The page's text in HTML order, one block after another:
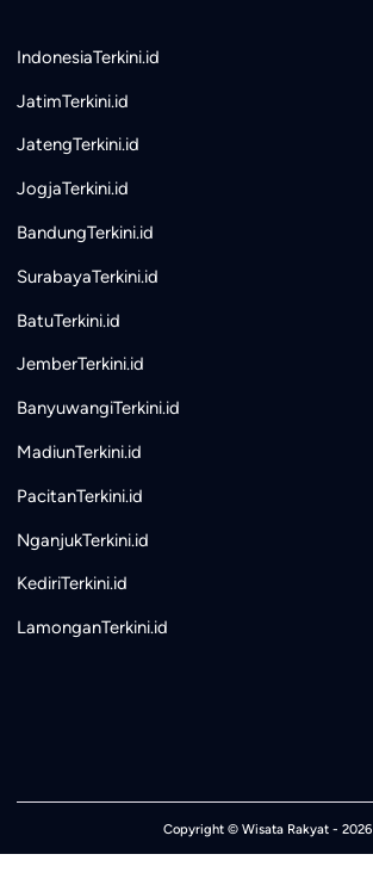
IndonesiaTerkini.id
JatimTerkini.id
JatengTerkini.id
JogjaTerkini.id
BandungTerkini.id
SurabayaTerkini.id
BatuTerkini.id
JemberTerkini.id
BanyuwangiTerkini.id
MadiunTerkini.id
PacitanTerkini.id
NganjukTerkini.id
KediriTerkini.id
LamonganTerkini.id
Copyright © Wisata Rakyat- 2026